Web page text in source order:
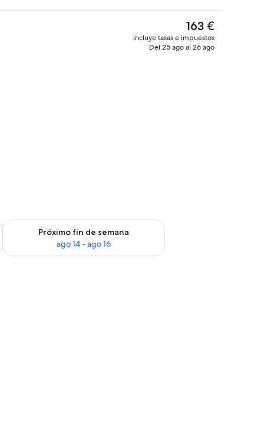
Habitación individual estándar, 1
El
precio
actual
163 €
incluye tasas e impuestos
Del 25 ago al 26 ago
semana, ago 7 - ago 9
Próximo fin de semana
ago 14 - ago 16
Consulta la disponibilidad para el próximo fin de semana,
matrimonio, no fumadores, baño privado | Caja fuerte, escritorio, espacio